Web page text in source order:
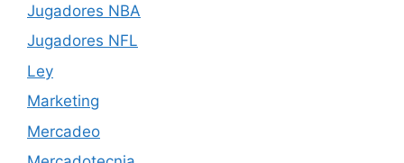
Jugadores NBA
Jugadores NFL
Ley
Marketing
Mercadeo